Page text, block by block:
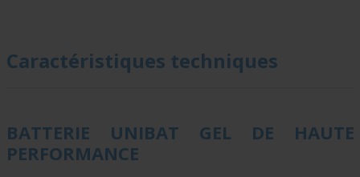
Caractéristiques techniques
BATTERIE UNIBAT GEL DE HAUTE
PERFORMANCE